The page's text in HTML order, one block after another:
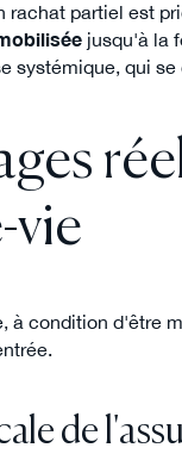
rachat partiel est
jusqu'à la
systémique, qui
vie
à condition d'être
de